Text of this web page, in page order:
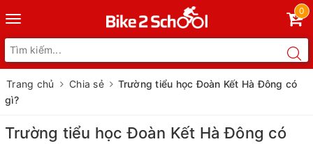
Toggle
navigation
0
Trang chủ Chia sẻ
Trường tiểu học Đoàn Kết Hà Đông có
gì?
Trường tiểu học Đoàn Kết Hà Đông có